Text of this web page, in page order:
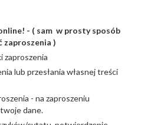
- ( sam w prosty sposób
zaproszenia )
zaproszenia
lub przesłania własnej treści
- na zaproszeniu
dane.